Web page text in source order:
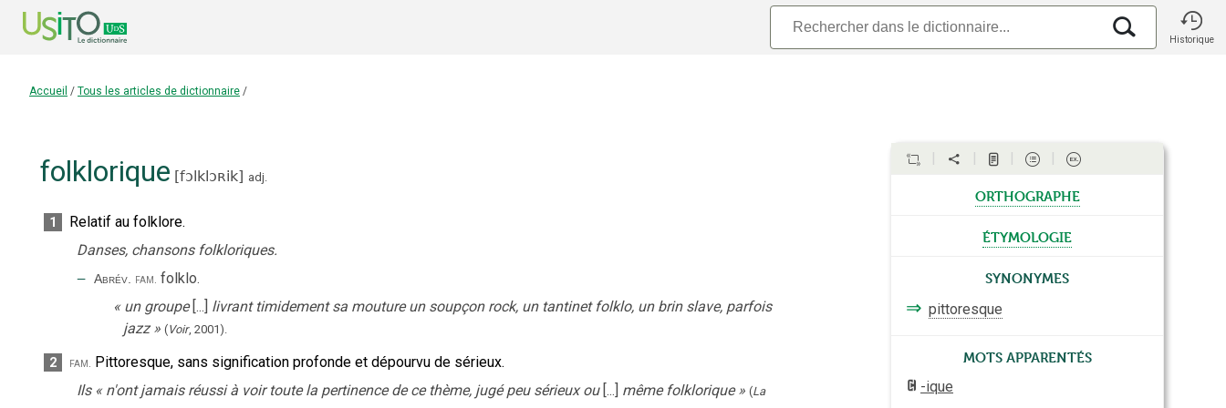
Historique
Accueil / Tous les articles de dictionnaire /
folklorique [fɔlklɔʀik] adj.
1
Relatif au folklore.
Danses, chansons folkloriques.
‒ Abrév. fam. folklo.
« un groupe [...] livrant timidement sa mouture un soupçon rock, un tantinet folklo, un brin slave, parfois
jazz » (Voir, 2001).
2 fam. Pittoresque, sans signification profonde et dépourvu de sérieux.
Ils « n'ont jamais réussi à voir toute la pertinence de ce thème, jugé peu sérieux ou [...] même folklorique » (La
orthographe
étymologie
Synonymes
⇒ pittoresque
Mots apparentés
-ique